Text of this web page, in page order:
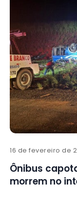
16 de fevereiro de
Ônibus
morrem no